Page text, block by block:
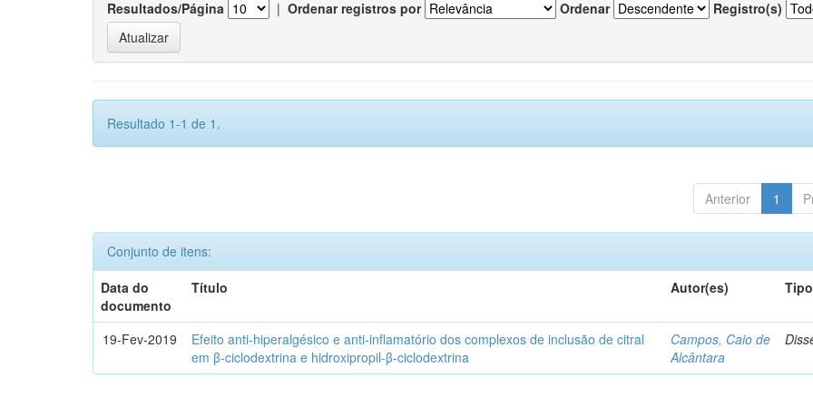
Resultados/Página | Ordenar registros por Ordenar Registro(s)
Resultado 1-1 de 1.
Anterior 1
Conjunto de itens:
Data do
documento
Título Autor(es) Tipo
19-Fev-2019
Efeito anti-hiperalgésico e anti-inflamatório dos complexos de inclusão de citral
em β-ciclodextrina e hidroxipropil-β-ciclodextrina
Campos, Caio de
Alcântara